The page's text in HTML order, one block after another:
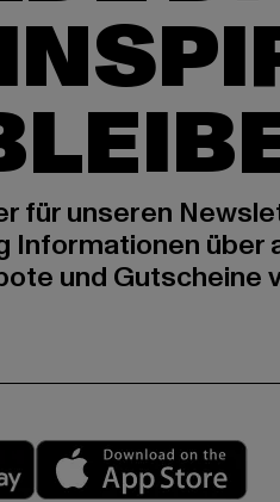
für unseren
Informationen über
und Gutscheine
Play market